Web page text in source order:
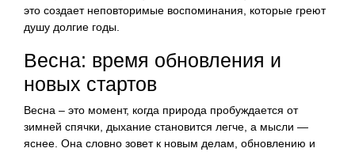
это создает неповторимые воспоминания, которые греют
душу долгие годы.
Весна: время обновления и
новых стартов
Весна – это момент, когда природа пробуждается от
зимней спячки, дыхание становится легче, а мысли —
яснее. Она словно зовет к новым делам, обновлению и